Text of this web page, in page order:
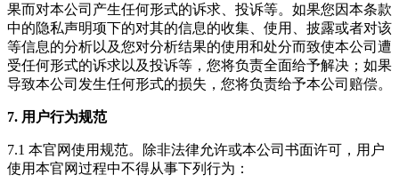
果而对本公司产生任何形式的诉求、投诉等。如果您因本条款
中的隐私声明项下的对其的信息的收集、使用、披露或者对该
等信息的分析以及您对分析结果的使用和处分而致使本公司遭
受任何形式的诉求以及投诉等，您将负责全面给予解决；如果
导致本公司发生任何形式的损失，您将负责给予本公司赔偿。
7. 用户行为规范
7.1 本官网使用规范。除非法律允许或本公司书面许可，用户
使用本官网过程中不得从事下列行为：